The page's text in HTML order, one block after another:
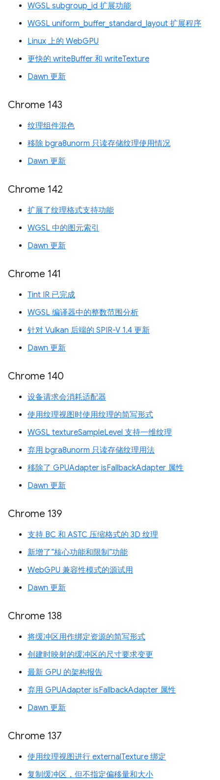
WGSL subgroup_id 扩展功能
WGSL uniform_buffer_standard_layout 扩展程序
Linux 上的 WebGPU
更快的 writeBuffer 和 writeTexture
Dawn 更新
Chrome 143
纹理组件混色
移除 bgra8unorm 只读存储纹理使用情况
Dawn 更新
Chrome 142
扩展了纹理格式支持功能
WGSL 中的图元索引
Dawn 更新
Chrome 141
Tint IR 已完成
WGSL 编译器中的整数范围分析
针对 Vulkan 后端的 SPIR-V 1.4 更新
Dawn 更新
Chrome 140
设备请求会消耗适配器
使用纹理视图时使用纹理的简写形式
WGSL textureSampleLevel 支持一维纹理
弃用 bgra8unorm 只读存储纹理用法
移除了 GPUAdapter isFallbackAdapter 属性
Dawn 更新
Chrome 139
支持 BC 和 ASTC 压缩格式的 3D 纹理
新增了“核心功能和限制”功能
WebGPU 兼容性模式的源试用
Dawn 更新
Chrome 138
将缓冲区用作绑定资源的简写形式
创建时映射的缓冲区的尺寸要求变更
最新 GPU 的架构报告
弃用 GPUAdapter isFallbackAdapter 属性
Dawn 更新
Chrome 137
使用纹理视图进行 externalTexture 绑定
复制缓冲区，但不指定偏移量和大小